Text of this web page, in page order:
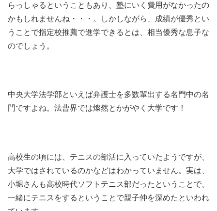
らっしゃるということもあり、塾にいく費用がなかったの
かもしれませんね・・・。しかしながら、成績が優秀とい
うことで指定校推薦で進学できるとは、相当優秀な息子な
のでしょう。
中央大学法学部といえば弁護士を多数輩出する名門中の名
門ですよね。法曹界では燦然とかがやく大学です！
高校生の頃には、テニスの部活に入っていたようですが、
大学ではされているのかなどはわかっていません。実は、
小堀さんも高校時代ソフトテニス部だったということで、
一緒にテニスをするということで親子仲を深めたといわれ